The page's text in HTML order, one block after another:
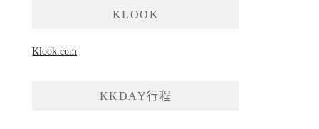
KLOOK
Klook.com
KKDAY行程